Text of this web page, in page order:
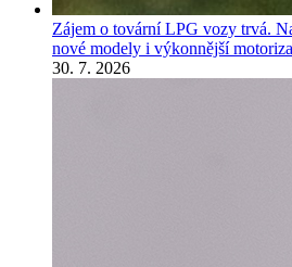
Zájem o tovární LPG vozy trvá.
nové modely i výkonnější
30. 7. 2026